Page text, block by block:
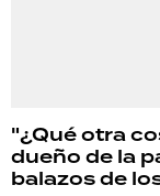
"¿Qué otra
dueño de la
balazos de